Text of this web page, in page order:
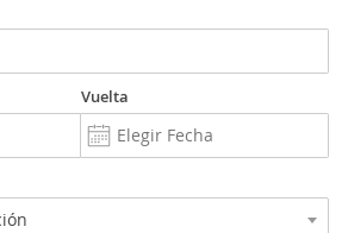
Vuelta